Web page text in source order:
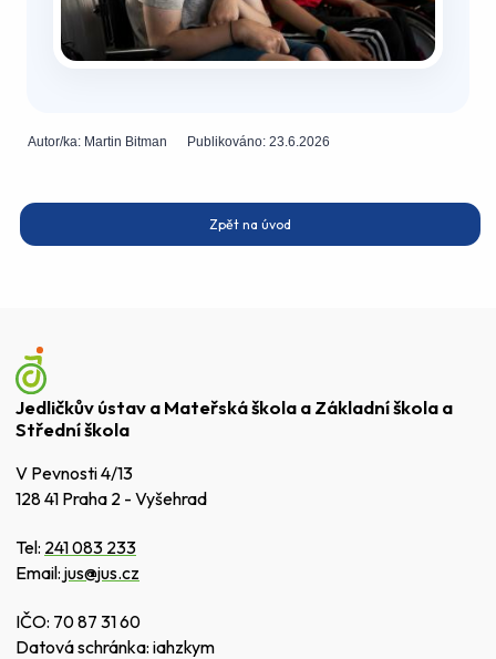
Autor/ka: Martin Bitman Publikováno: 23.6.2026
Zpět na úvod
Jedličkův ústav a Mateřská škola a Základní škola a
Střední škola
V Pevnosti 4/13
128 41 Praha 2 - Vyšehrad
Tel: 241 083 233
Email: jus@jus.cz
IČO: 70 87 31 60
Datová schránka: iahzkym